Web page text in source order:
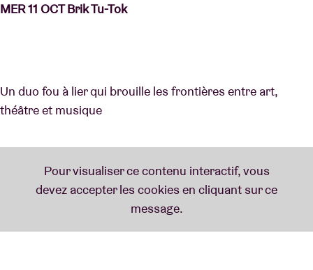
MER 11 OCT Brik Tu-Tok
Un duo fou à lier qui brouille les frontières entre art,
théâtre et musique